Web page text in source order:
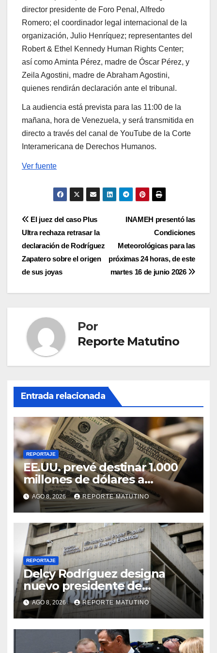
director presidente de Foro Penal, Alfredo
Romero; el coordinador legal internacional de la
organización, Julio Henríquez; representantes del
Robert & Ethel Kennedy Human Rights Center;
así como Aminta Pérez, madre de Óscar Pérez, y
Zeila Agostini, madre de Abraham Agostini,
quienes rendirán declaración ante el tribunal.
La audiencia está prevista para las 11:00 de la
mañana, hora de Venezuela, y será transmitida en
directo a través del canal de YouTube de la Corte
Interamericana de Derechos Humanos.
Ver fuente
Navegación
de
entradas
INAMEH presentó las
Condiciones
Meteorológicas para las
próximas 24 horas, de este
martes 16 de junio 2026
El juez del caso Plus
Ultra rechaza retrasar la
declaración de Rodríguez
Zapatero sobre el origen
de sus joyas
Por
Reporte Matutino
Entrada relacionada
REPORTAJE
EE.UU. prevé destinar 1.000
millones de dólares a
Colombia para un paquete de
seguridad
AGO 8, 2026 REPORTE MATUTINO
REPORTAJE
Delcy Rodríguez designa
nuevo presidente de
Corpoelec y nuevo
viceministro de Servicios
Eléctricos
AGO 8, 2026 REPORTE MATUTINO